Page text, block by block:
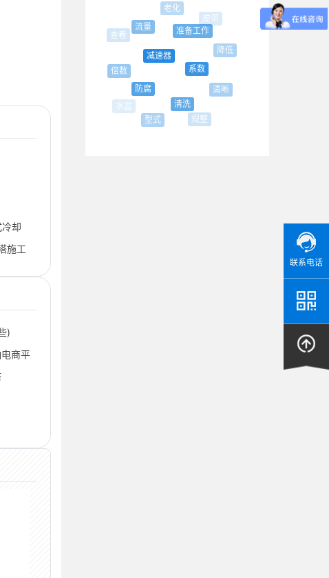
却
施工
)
商平
倍数
防腐
减速器
流量
型式
清洗
系数
准备工作
老化
规整
清晰
降低
皮带
联系电话